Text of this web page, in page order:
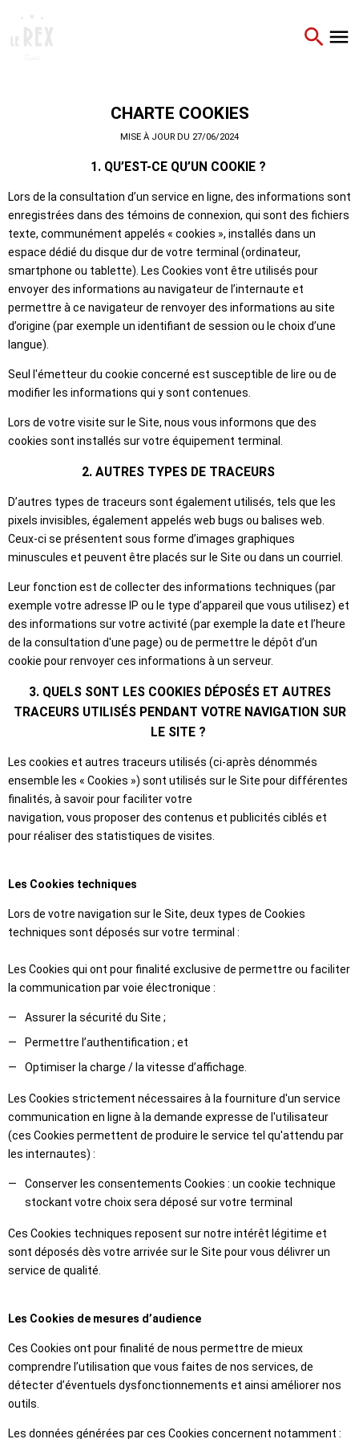
CHARTE COOKIES
MISE À JOUR DU 27/06/2024
1. QU’EST-CE QU’UN COOKIE ?
Lors de la consultation d’un service en ligne, des informations sont
enregistrées dans des témoins de connexion, qui sont des fichiers
texte, communément appelés « cookies », installés dans un
espace dédié du disque dur de votre terminal (ordinateur,
smartphone ou tablette). Les Cookies vont être utilisés pour
envoyer des informations au navigateur de l’internaute et
permettre à ce navigateur de renvoyer des informations au site
d’origine (par exemple un identifiant de session ou le choix d’une
langue).
Seul l'émetteur du cookie concerné est susceptible de lire ou de
modifier les informations qui y sont contenues.
Lors de votre visite sur le Site, nous vous informons que des
cookies sont installés sur votre équipement terminal.
2. AUTRES TYPES DE TRACEURS
D’autres types de traceurs sont également utilisés, tels que les
pixels invisibles, également appelés web bugs ou balises web.
Ceux-ci se présentent sous forme d’images graphiques
minuscules et peuvent être placés sur le Site ou dans un courriel.
Leur fonction est de collecter des informations techniques (par
exemple votre adresse IP ou le type d’appareil que vous utilisez) et
des informations sur votre activité (par exemple la date et l’heure
de la consultation d'une page) ou de permettre le dépôt d’un
cookie pour renvoyer ces informations à un serveur.
3. QUELS SONT LES COOKIES DÉPOSÉS ET AUTRES
TRACEURS UTILISÉS PENDANT VOTRE NAVIGATION SUR
LE SITE ?
Les cookies et autres traceurs utilisés (ci-après dénommés
ensemble les « Cookies ») sont utilisés sur le Site pour différentes
finalités, à savoir pour faciliter votre
navigation, vous proposer des contenus et publicités ciblés et
pour réaliser des statistiques de visites.
Les Cookies techniques
Lors de votre navigation sur le Site, deux types de Cookies
techniques sont déposés sur votre terminal :
Les Cookies qui ont pour finalité exclusive de permettre ou faciliter
la communication par voie électronique :
Assurer la sécurité du Site ;
Permettre l’authentification ; et
Optimiser la charge / la vitesse d’affichage.
Les Cookies strictement nécessaires à la fourniture d'un service
communication en ligne à la demande expresse de l'utilisateur
(ces Cookies permettent de produire le service tel qu'attendu par
les internautes) :
Conserver les consentements Cookies : un cookie technique
stockant votre choix sera déposé sur votre terminal
Ces Cookies techniques reposent sur notre intérêt légitime et
sont déposés dès votre arrivée sur le Site pour vous délivrer un
service de qualité.
Les Cookies de mesures d’audience
Ces Cookies ont pour finalité de nous permettre de mieux
comprendre l’utilisation que vous faites de nos services, de
détecter d’éventuels dysfonctionnements et ainsi améliorer nos
outils.
Les données générées par ces Cookies concernent notamment :